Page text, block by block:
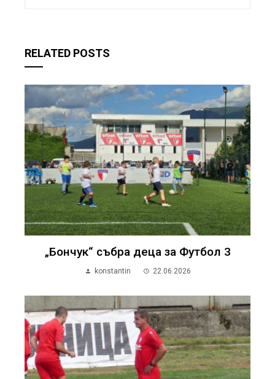
RELATED POSTS
„Бончук“ събра деца за Футбол 3
konstantin 22.06.2026